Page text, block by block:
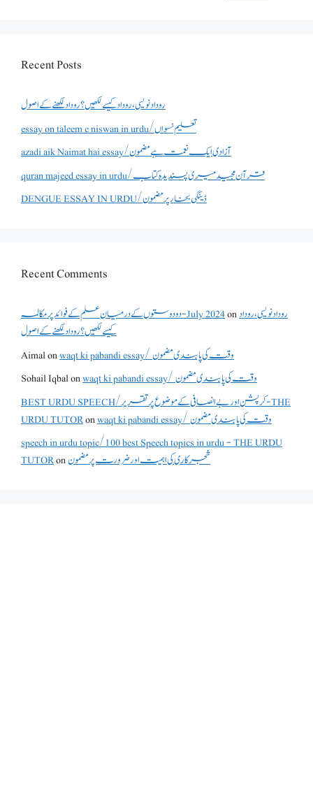
Recent Posts
روداد نویسی ،روداد کیسے لکھیں؟ روداد لکھنے کے اصول
essay on taleem e niswan in urdu/تعلیم نسواں
azadi aik Naimat hai essay/آزادی ایک نعمت ہے مضمون
quran majeed essay in urdu/قرآن مجید میری پسندیدہ کتاب
DENGUE ESSAY IN URDU/ڈینگی بخار پر مضمون
Recent Comments
دو دوستوں کے درمیان علم کے فوائد پر مکالمہ - July 2024onروداد نویسی ،روداد
کیسے لکھیں؟ روداد لکھنے کے اصول
Aimalon
waqt ki pabandi essay/ وقت کی پابندی مضمون
Sohail Iqbalon
waqt ki pabandi essay/ وقت کی پابندی مضمون
BEST URDU SPEECH/کرپشن اور بے انصافی کے موضوع پر تقریر - THE
URDU TUTORon
waqt ki pabandi essay/ وقت کی پابندی مضمون
speech in urdu topic/100 best Speech topics in urdu - THE URDU
TUTORonشجرکاری کی اہمیت اور ضرورت پر مضمون